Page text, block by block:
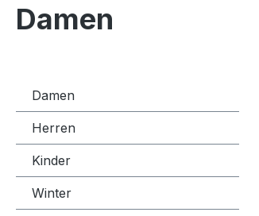
Damen
Damen
Herren
Kinder
Winter